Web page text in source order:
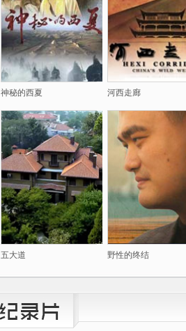
神秘的西夏 河西走廊
五大道 野性的终结